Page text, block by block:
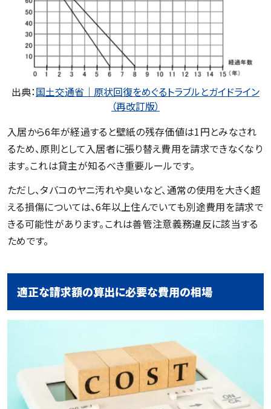
出典：国土交通省｜原状回復をめぐるトラブルとガイドライン
（再改訂版）
入居から6年が経過すると壁紙の残存価値は1円とみなされ
るため、原則として入居者に張り替え費用を請求できなくなり
ます。これは貸主が知るべき重要ルールです。
ただし、タバコのヤニ汚れや臭いなど、通常の使用を大きく超
える損傷については、6年以上住んでいても別途費用を請求で
きる可能性があります。これは善管注意義務違反に該当する
ためです。
適正な請求額の算出に必要な費用の相場